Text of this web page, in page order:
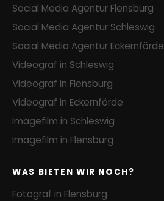
Social Media Agentur Flensburg
Social Media Agentur Schleswig
Social Media Agentur Eckernförde
Videograf in Schleswig
Videograf in Flensburg
Videograf in Eckernförde
Imagefilm in Schleswig
Imagefilm in Flensburg
WAS BIETEN WIR NOCH?
Fotograf in Flensburg